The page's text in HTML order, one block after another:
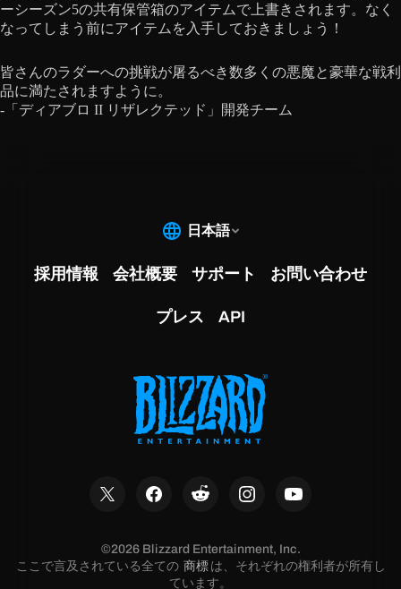
ーシーズン5の共有保管箱のアイテムで上書きされます。なく
なってしまう前にアイテムを入手しておきましょう！
皆さんのラダーへの挑戦が屠るべき数多くの悪魔と豪華な戦利
品に満たされますように。
-「ディアブロ II リザレクテッド」開発チーム